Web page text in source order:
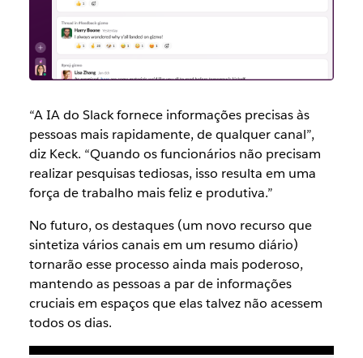
“A IA do Slack fornece informações precisas às
pessoas mais rapidamente, de qualquer canal”,
diz Keck. “Quando os funcionários não precisam
realizar pesquisas tediosas, isso resulta em uma
força de trabalho mais feliz e produtiva.”
No futuro, os destaques (um novo recurso que
sintetiza vários canais em um resumo diário)
tornarão esse processo ainda mais poderoso,
mantendo as pessoas a par de informações
cruciais em espaços que elas talvez não acessem
todos os dias.